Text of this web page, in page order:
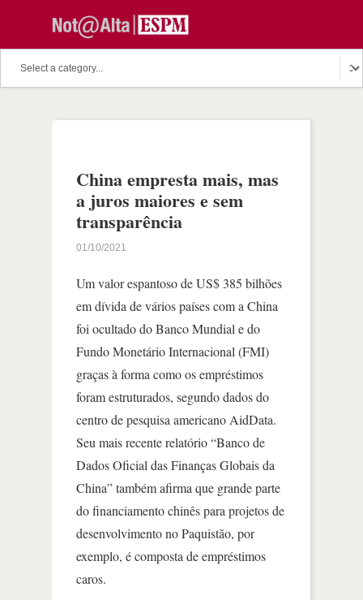
China empresta mais, mas
a juros maiores e sem
transparência
01/10/2021
Um valor espantoso de US$ 385 bilhões
em dívida de vários países com a China
foi ocultado do Banco Mundial e do
Fundo Monetário Internacional (FMI)
graças à forma como os empréstimos
foram estruturados, segundo dados do
centro de pesquisa americano AidData.
Seu mais recente relatório “Banco de
Dados Oficial das Finanças Globais da
China” também afirma que grande parte
do financiamento chinês para projetos de
desenvolvimento no Paquistão, por
exemplo, é composta de empréstimos
caros.